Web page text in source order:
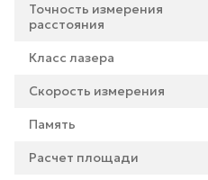
Точность измерения
расстояния
Класс лазера
Скорость измерения
Память
Расчет площади